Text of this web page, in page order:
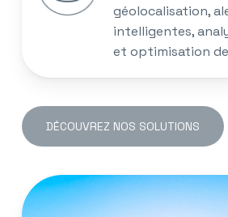
géolocalisation,
intelligentes,
et optimisation
DÉCOUVREZ NOS SOLUTIONS